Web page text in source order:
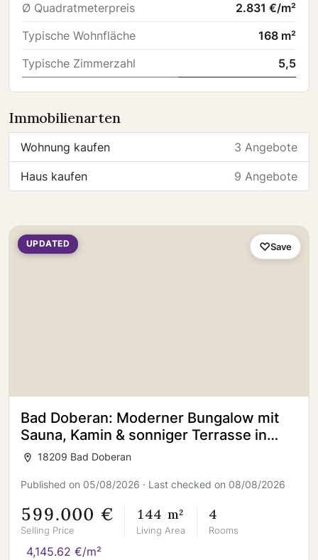
Ø Quadratmeterpreis
2.831 €/m²
Typische Wohnfläche
168 m²
Typische Zimmerzahl
5,5
Immobilienarten
Wohnung kaufen 3 Angebote
Haus kaufen 9 Angebote
UPDATED
Bad Doberan: Moderner Bungalow mit
Sauna, Kamin & sonniger Terrasse in
ruhiger Lage
18209 Bad Doberan
Published on 05/08/2026 · Last checked on 08/08/2026
599.000 €
Selling Price
144 m²
Living Area
4
Rooms
4,145.62 €/m²
Save